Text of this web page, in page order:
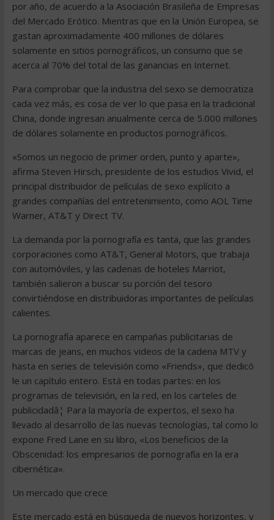
por año, de acuerdo a la Asociación Brasileña de Empresas
del Mercado Erótico. Mientras que en la Unión Europea, se
gastan aproximadamente 400 millones de dólares
solamente en sitios pornográficos, un consumo que se
acerca al 70% del total de las ganancias en Internet.
Para comprobar que la industria del sexo se democratiza
cada vez más, es cosa de ver lo que pasa en la tradicional
China, donde ingresan anualmente cerca de 5.000 millones
de dólares solamente en productos pornográficos.
«Somos un negocio de primer orden, punto y aparte»,
afirma Steven Hirsch, presidente de los estudios Vivid, el
principal distribuidor de películas de sexo explícito a
grandes compañías del entretenimiento, como AOL Time
Warner, AT&T y Direct TV.
La demanda por la pornografía es tanta, que las grandes
corporaciones como AT&T, General Motors, que trabaja
con automóviles, y las cadenas de hoteles Marriot,
también salieron a buscar su porción del tesoro
convirtiéndose en distribuidoras importantes de películas
calientes.
La pornografía aparece en campañas publicitarias de
marcas de jeans, en muchos videos de la cadena MTV y
hasta en series de televisión como «Friends», que dedicó
le un capítulo entero. Está en todas partes: en los
programas de televisión, en la red, en los carteles de
publicidadâ¦ Para la mayoría de expertos, el sexo ha
llevado al desarrollo de las nuevas tecnologías, tal como lo
expone Fred Lane en su libro, «Los beneficios de la
Obscenidad: los empresarios de pornografía en la era
cibernética».
Un mercado que crece
Este mercado está en búsqueda de nuevos horizontes, y